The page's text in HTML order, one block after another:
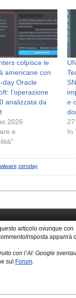
colpisce le
americane con
day Oracle
l’operazione
analizzata da
2026
e
e
In
zeroday
articolo ovunque con
risposta apparirà
con l’AI: Google
sul Forum.